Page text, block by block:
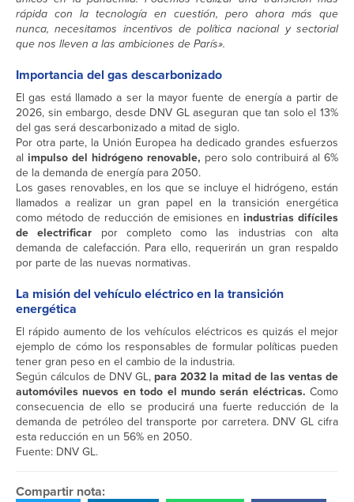
rápida con la tecnología en cuestión, pero ahora más que
nunca, necesitamos incentivos de política nacional y sectorial
que nos lleven a las ambiciones de París».
Importancia del gas descarbonizado
El gas está llamado a ser la mayor fuente de energía a partir de
2026, sin embargo, desde DNV GL aseguran que tan solo el 13%
del gas será descarbonizado a mitad de siglo.
Por otra parte, la Unión Europea ha dedicado grandes esfuerzos
al impulso del hidrógeno renovable, pero solo contribuirá al 6%
de la demanda de energía para 2050.
Los gases renovables, en los que se incluye el hidrógeno, están
llamados a realizar un gran papel en la transición energética
como método de reducción de emisiones en industrias difíciles
de electrificar por completo como las industrias con alta
demanda de calefacción. Para ello, requerirán un gran respaldo
por parte de las nuevas normativas.
La misión del vehículo eléctrico en la transición
energética
El rápido aumento de los vehículos eléctricos es quizás el mejor
ejemplo de cómo los responsables de formular políticas pueden
tener gran peso en el cambio de la industria.
Según cálculos de DNV GL, para 2032 la mitad de las ventas de
automóviles nuevos en todo el mundo serán eléctricas. Como
consecuencia de ello se producirá una fuerte reducción de la
demanda de petróleo del transporte por carretera. DNV GL cifra
esta reducción en un 56% en 2050.
Fuente: DNV GL.
Compartir nota: